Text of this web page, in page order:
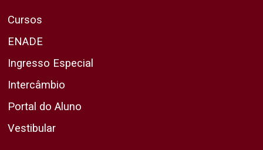
Cursos
ENADE
Ingresso Especial
Intercâmbio
Portal do Aluno
Vestibular